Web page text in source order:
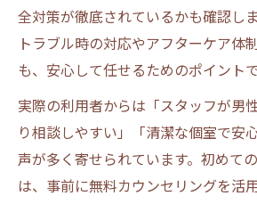
全対策が徹底されているかも確認し
トラブル時の対応やアフターケア体
も、安心して任せるためのポイントで
実際の利用者からは「スタッフが男
り相談しやすい」「清潔な個室で安
声が多く寄せられています。初めて
は、事前に無料カウンセリングを活